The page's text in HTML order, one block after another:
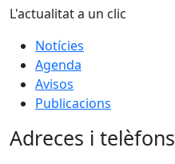
L'actualitat a un clic
Notícies
Agenda
Avisos
Publicacions
Adreces i telèfons